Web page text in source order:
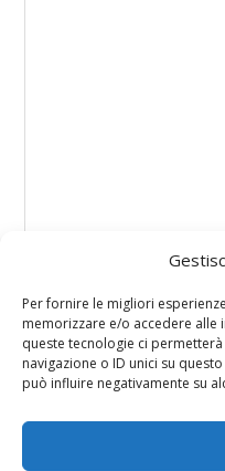
Per fornire le migliori
memorizzare e/o accedere
queste tecnologie ci
navigazione o ID unici su
può influire negativamente su